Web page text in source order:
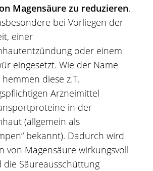
Magensäure zu reduzieren.
bei Vorliegen der
einer
oder einem
eingesetzt. Wie der Name
diese z.T.
Arzneimittel
in der
(allgemein als
bekannt). Dadurch wird
von Magensäure wirkungsvoll
die Säureausschüttung